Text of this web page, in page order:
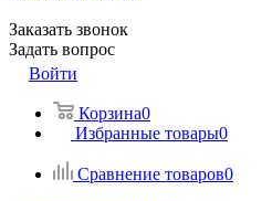
Заказать звонок
Задать вопрос
Войти
Корзина0
Избранные товары0
Сравнение товаров0